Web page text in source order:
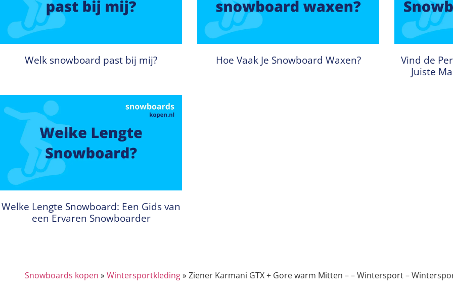
Welk snowboard past bij mij? Hoe Vaak Je Snowboard Waxen?
Vind de
Juiste
Welke Lengte Snowboard: Een Gids van
een Ervaren Snowboarder
Snowboards kopen »Wintersportkleding»Ziener Karmani GTX + Gore warm Mitten – – Wintersport –